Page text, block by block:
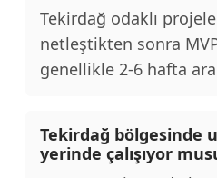
Tekirdağ odaklı
netleştikten sonra
genellikle 2-6 hafta
Tekirdağ bölgesinde
yerinde çalışıyor